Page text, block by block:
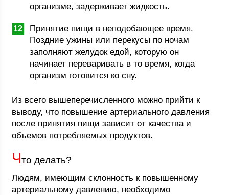
организме, задерживает жидкость.
Принятие пищи в неподобающее время.
Поздние ужины или перекусы по ночам
заполняют желудок едой, которую он
начинает переваривать в то время, когда
организм готовится ко сну.
Из всего вышеперечисленного можно прийти к
выводу, что повышение артериального давления
после принятия пищи зависит от качества и
объемов потребляемых продуктов.
Что делать?
Людям, имеющим склонность к повышенному
артериальному давлению, необходимо